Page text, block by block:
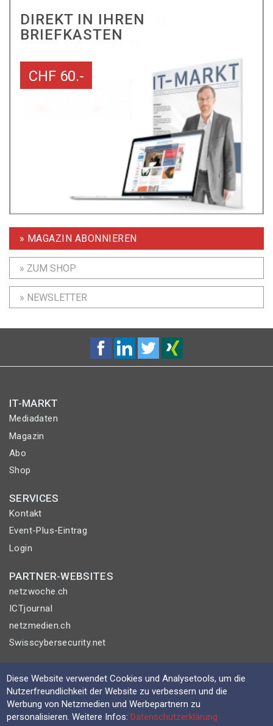
DIREKT IN IHREN
BRIEFKASTEN
CHF 60.-
» MAGAZIN ABONNIEREN
» ZUM SHOP
» NEWSLETTER
IT-MARKT
Mediadaten
Magazin
Abo
Shop
SERVICES
Kontakt
Event-Plus-Eintrag
Login
PARTNER-WEBSITES
netzwoche.ch
ICTjournal
netzmedien.ch
Swisscybersecurity.net
Impressum
AGB
Nutzungsbestimmungen
Diese Website verwendet Cookies und Analysetools, um die
Nutzerfreundlichkeit der Website zu verbessern und die
Werbung von Netzmedien und Werbepartnern zu
personalisieren. Weitere Infos:Datenschutzerklärung